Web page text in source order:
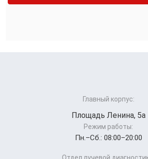
Главный корпус:
Площадь Ленина, 5а
Режим работы:
Пн.–Cб.: 08:00–20:00